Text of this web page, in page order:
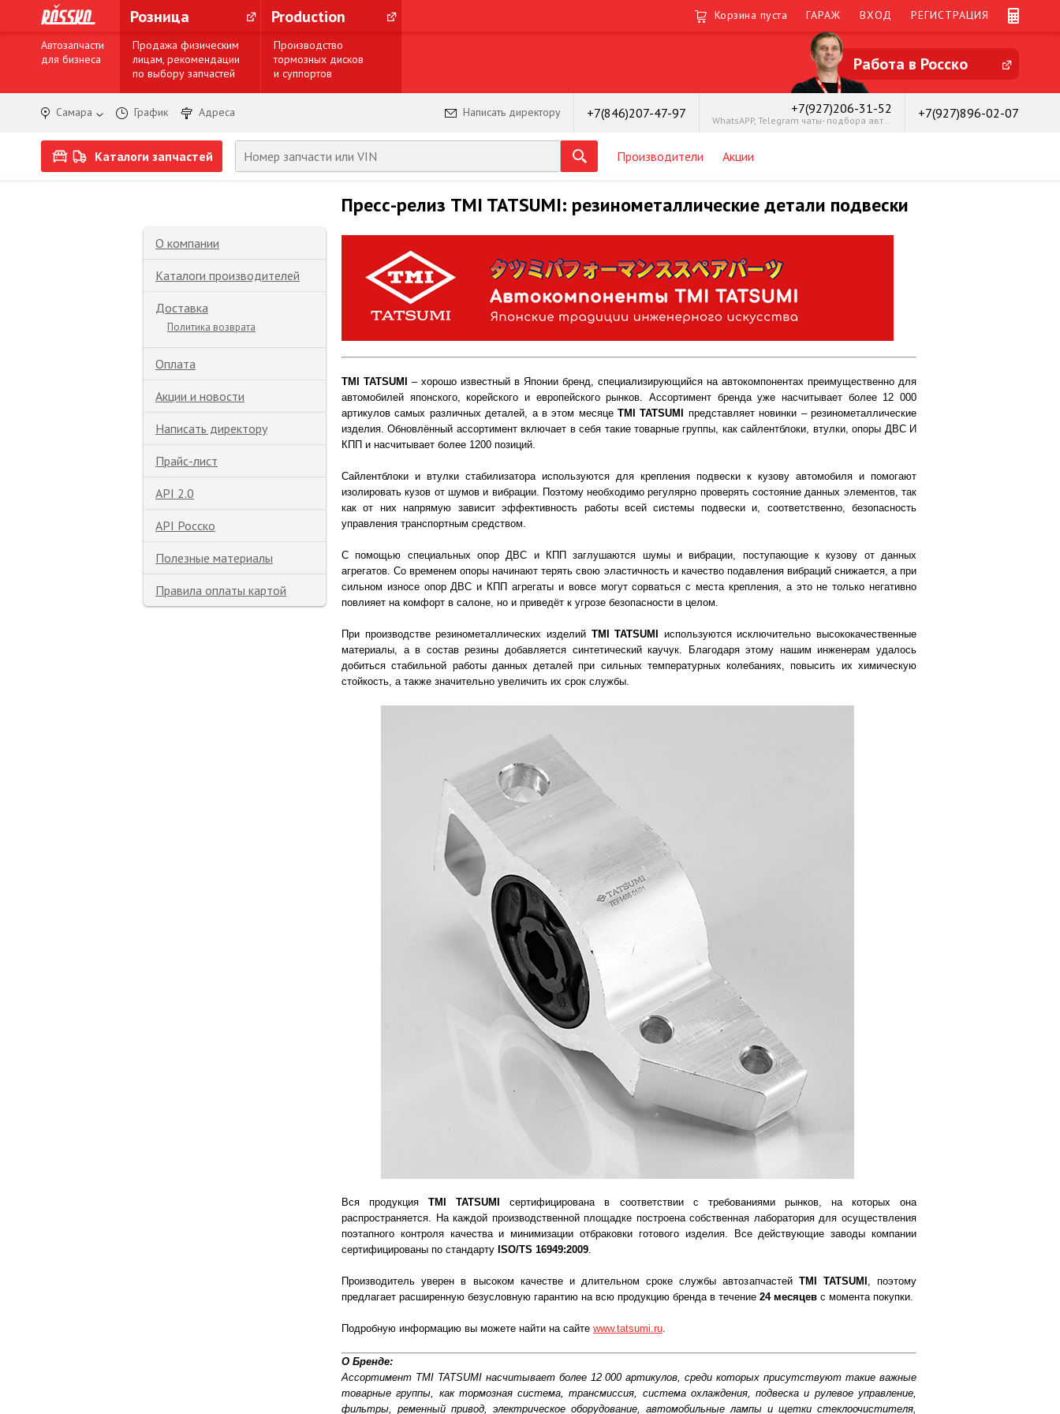
Розница Production Корзина пуста ГАРАЖ ВХОД РЕГИСТРАЦИЯ
Автозапчасти
для бизнеса
Продажа физическим
лицам, рекомендации
по выбору запчастей
Производство
тормозных дисков
и суппортов
Работа в Росско
Самара График Адреса Написать директору +7(846)207-47-97 +7(927)206-31-52 +7(927)896-02-07
Каталоги запчастей Производители Акции
О компании
Каталоги производителей
Доставка
Политика возврата
Оплата
Акции и новости
Написать директору
Прайс-лист
API 2.0
API Росско
Полезные материалы
Правила оплаты картой
Пресс-релиз TMI TATSUMI: резинометаллические детали подвески
TMI TATSUMI
– хорошо известный в Японии бренд, специализирующийся на автокомпонентах преимущественно для
автомобилей японского, корейского и европейского рынков. Ассортимент бренда уже насчитывает более 12 000
артикулов самых различных деталей, а в этом месяцеTMI TATSUMI
представляет новинки – резинометаллические
изделия. Обновлённый ассортимент включает в себя такие товарные группы, как сайлентблоки, втулки, опоры ДВС И
КПП и насчитывает более 1200 позиций.
Сайлентблоки и втулки стабилизатора используются для крепления подвески к кузову автомобиля и помогают
изолировать кузов от шумов и вибрации. Поэтому необходимо регулярно проверять состояние данных элементов, так
как от них напрямую зависит эффективность работы всей системы подвески и, соответственно, безопасность
управления транспортным средством.
С помощью специальных опор ДВС и КПП заглушаются шумы и вибрации, поступающие к кузову от данных
агрегатов. Со временем опоры начинают терять свою эластичность и качество подавления вибраций снижается, а при
сильном износе опор ДВС и КПП агрегаты и вовсе могут сорваться с места крепления, а это не только негативно
повлияет на комфорт в салоне, но и приведёт к угрозе безопасности в целом.
При производстве резинометаллических изделий TMI TATSUMI
используются исключительно высококачественные
материалы, а в состав резины добавляется синтетический каучук. Благодаря этому нашим инженерам удалось
добиться стабильной работы данных деталей при сильных температурных колебаниях, повысить их химическую
стойкость, а также значительно увеличить их срок службы.
Вся продукцияTMI TATSUMI
сертифицирована в соответствии с требованиями рынков, на которых она
распространяется. На каждой производственной площадке построена собственная лаборатория для осуществления
поэтапного контроля качества и минимизации отбраковки готового изделия. Все действующие заводы компании
сертифицированы по стандарту ISO/TS 16949:2009.
Производитель уверен в высоком качестве и длительном сроке службы автозапчастей TMI TATSUMI , поэтому
предлагает расширенную безусловную гарантию на всю продукцию бренда в течение 24 месяцев с момента покупки.
Подробную информацию вы можете найти на сайте www.tatsumi.ru.
О Бренде:
Ассортимент TMI TATSUMI насчитывает более 12 000 артикулов, среди которых присутствуют такие важные
товарные группы, как тормозная система, трансмиссия, система охлаждения, подвеска и рулевое управление,
фильтры, ременный привод, электрическое оборудование, автомобильные лампы и щетки стеклоочистителя,